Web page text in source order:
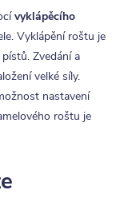
vyklápěcího
Vyklápění roštu je
Zvedání a
velké síly.
nastavení
roštu je